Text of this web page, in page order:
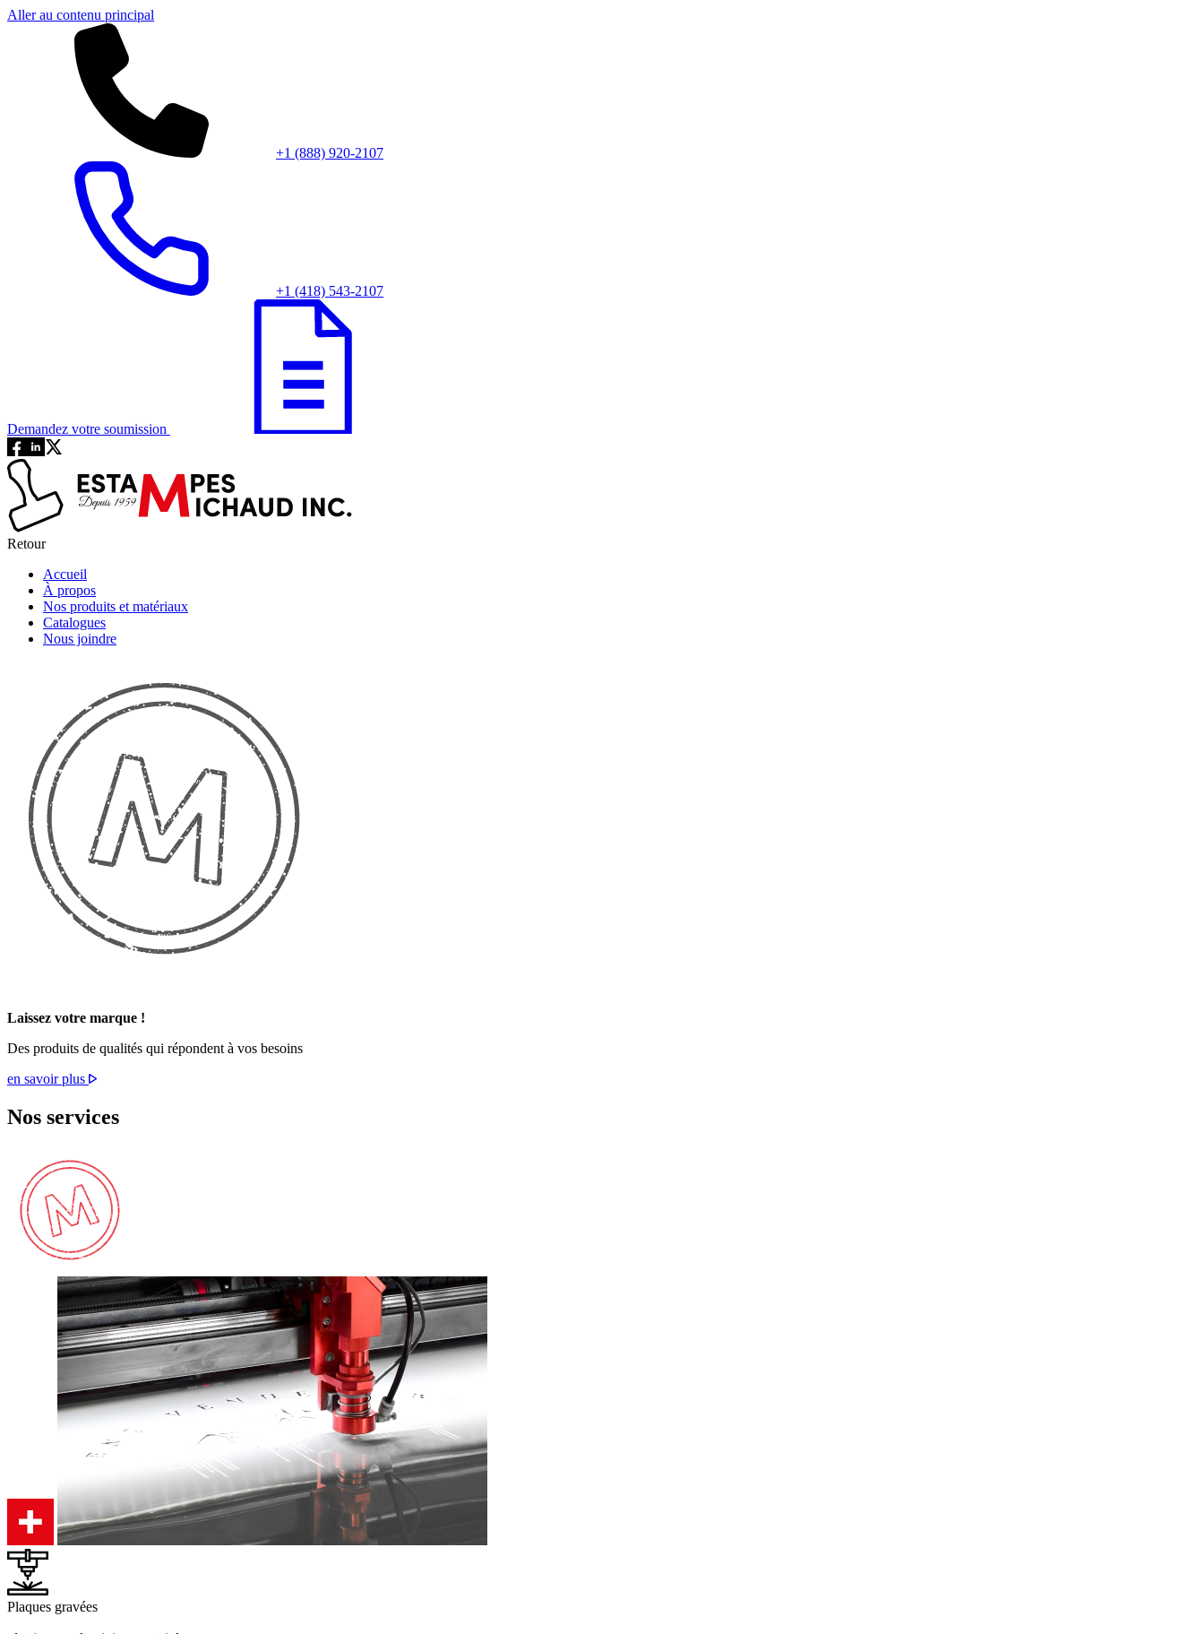
Aller au contenu principal
+1 (888) 920-2107
+1 (418) 543-2107
Demandez votre soumission
Retour
Accueil
À propos
Nos produits et matériaux
Catalogues
Nous joindre
Laissez votre marque !
Des produits de qualités qui répondent à vos besoins
en savoir plus
Nos services
Plaques gravées